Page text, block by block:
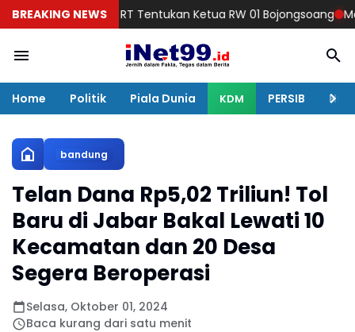
BREAKING NEWS
Lima RT Tentukan Ketua RW 01 Bojongsoang Malam
Home Politik Piala Dunia KDM PERSIB
bandung
Telan Dana Rp5,02 Triliun! Tol
Baru di Jabar Bakal Lewati 10
Kecamatan dan 20 Desa
Segera Beroperasi
Selasa, Oktober 01, 2024
Baca kurang dari satu menit